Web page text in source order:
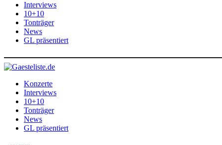
Interviews
10+10
Tonträger
News
GL präsentiert
Konzerte
Interviews
10+10
Tonträger
News
GL präsentiert